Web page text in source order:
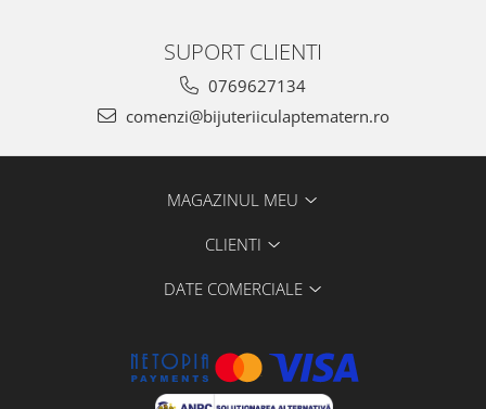
SUPORT CLIENTI
0769627134
comenzi@bijuteriiculaptematern.ro
MAGAZINUL MEU
CLIENTI
DATE COMERCIALE